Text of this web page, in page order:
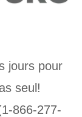
jours pour
seul!
866-277-